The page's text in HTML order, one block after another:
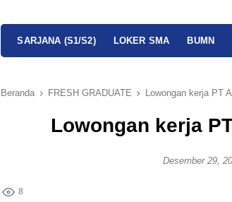
SARJANA (S1/S2) LOKER SMA BUMN
Beranda FRESH GRADUATE Lowongan kerja PT
Lowongan kerja
Desember 29,
8